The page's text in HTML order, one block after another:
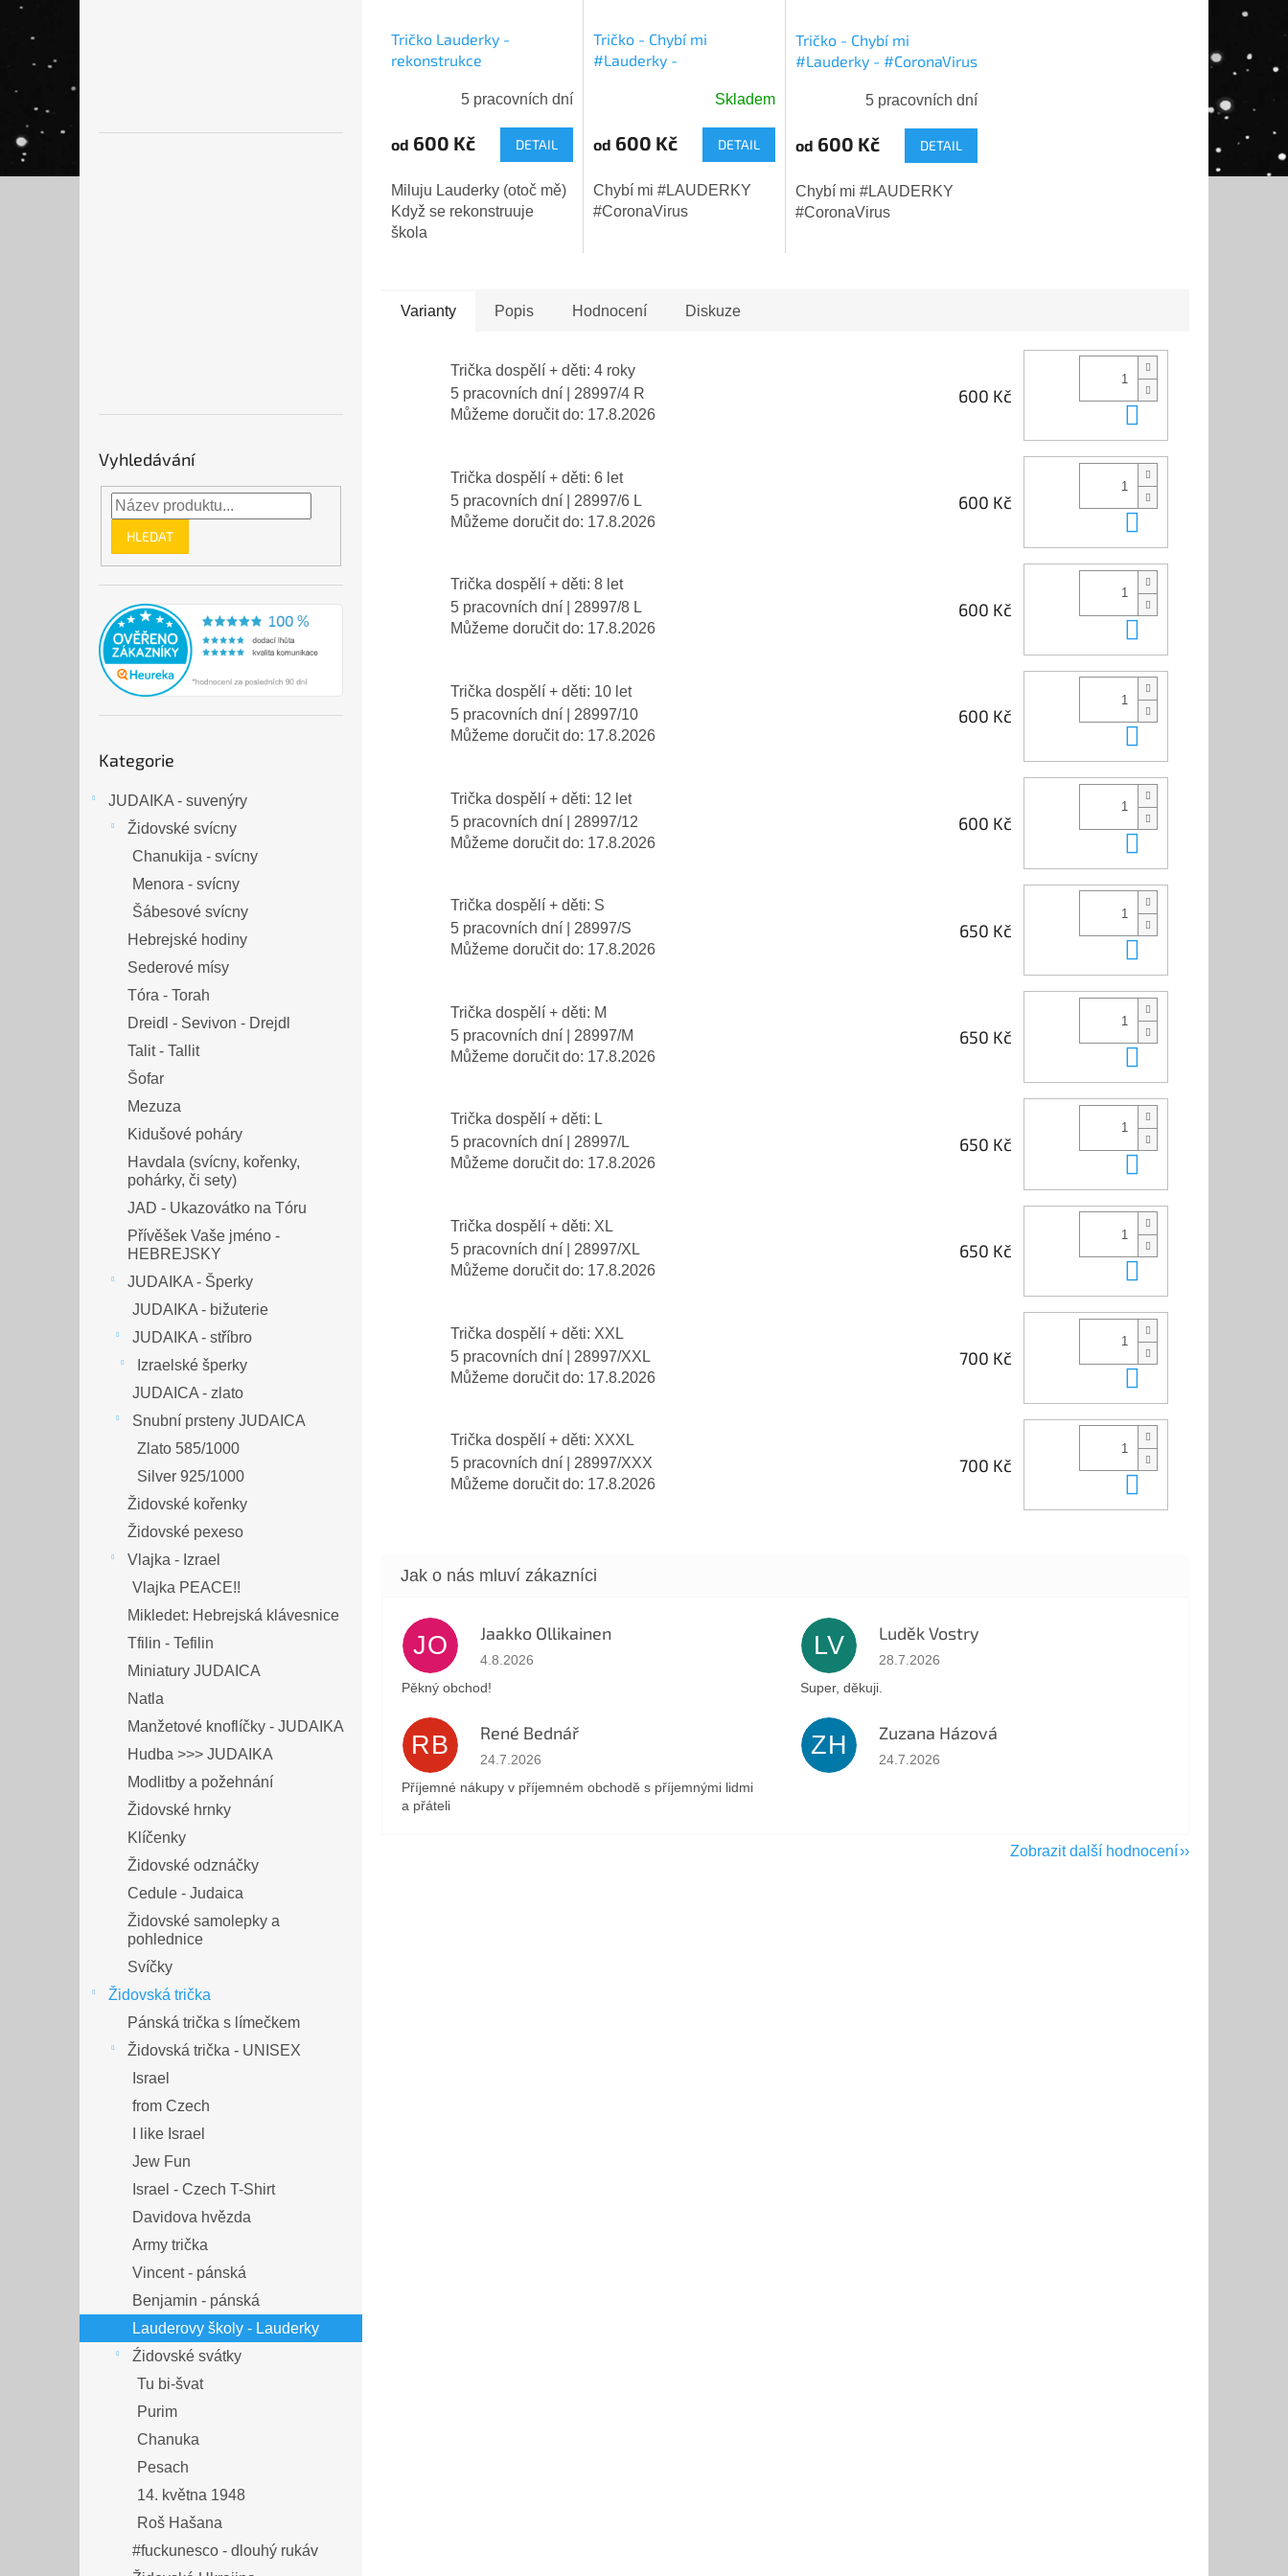
Vyhledávání
HLEDAT
kategorie
Kategorie
JUDAIKA - suvenýry
Židovské svícny
Chanukija - svícny
Menora - svícny
Šábesové svícny
Hebrejské hodiny
Sederové mísy
Tóra - Torah
Dreidl - Sevivon - Drejdl
Talit - Tallit
Šofar
Mezuza
Kidušové poháry
Havdala (svícny, kořenky,
pohárky, či sety)
JAD - Ukazovátko na Tóru
Přívěšek Vaše jméno -
HEBREJSKY
JUDAIKA - Šperky
JUDAIKA - bižuterie
JUDAIKA - stříbro
Izraelské šperky
JUDAICA - zlato
Snubní prsteny JUDAICA
Zlato 585/1000
Silver 925/1000
Židovské kořenky
Židovské pexeso
Vlajka - Izrael
Vlajka PEACE!!
Mikledet: Hebrejská klávesnice
Tfilin - Tefilin
Miniatury JUDAICA
Natla
Manžetové knoflíčky - JUDAIKA
Hudba >>> JUDAIKA
Modlitby a požehnání
Židovské hrnky
Klíčenky
Židovské odznáčky
Cedule - Judaica
Židovské samolepky a
pohlednice
Svíčky
Židovská trička
Pánská trička s límečkem
Židovská trička - UNISEX
Israel
from Czech
I like Israel
Jew Fun
Israel - Czech T-Shirt
Davidova hvězda
Army trička
Vincent - pánská
Benjamin - pánská
Lauderovy školy - Lauderky
Źidovské svátky
Tu bi-švat
Purim
Chanuka
Pesach
14. května 1948
Roš Hašana
#fuckunesco - dlouhý rukáv
Tričko Lauderky -
rekonstrukce
5 pracovních dní
od 600 Kč DETAIL
Miluju Lauderky (otoč mě)
Když se rekonstruuje
škola
Tričko - Chybí mi
#Lauderky -
Skladem
od 600 Kč DETAIL
Chybí mi #LAUDERKY
#CoronaVirus
Tričko - Chybí mi
#Lauderky - #CoronaVirus
5 pracovních dní
od 600 Kč DETAIL
Chybí mi #LAUDERKY
#CoronaVirus
Varianty Popis Hodnocení Diskuze
Trička dospělí + děti: 4 roky
5 pracovních dní
| 28997/4 R
Můžeme doručit do: 17.8.2026
600 Kč
Trička dospělí + děti: 6 let
5 pracovních dní
| 28997/6 L
Můžeme doručit do: 17.8.2026
600 Kč
Trička dospělí + děti: 8 let
5 pracovních dní
| 28997/8 L
Můžeme doručit do: 17.8.2026
600 Kč
Trička dospělí + děti: 10 let
5 pracovních dní
| 28997/10
Můžeme doručit do: 17.8.2026
600 Kč
Trička dospělí + děti: 12 let
5 pracovních dní
| 28997/12
Můžeme doručit do: 17.8.2026
600 Kč
Trička dospělí + děti: S
5 pracovních dní
| 28997/S
Můžeme doručit do: 17.8.2026
650 Kč
Trička dospělí + děti: M
5 pracovních dní
| 28997/M
Můžeme doručit do: 17.8.2026
650 Kč
Trička dospělí + děti: L
5 pracovních dní
| 28997/L
Můžeme doručit do: 17.8.2026
650 Kč
Trička dospělí + děti: XL
5 pracovních dní
| 28997/XL
Můžeme doručit do: 17.8.2026
650 Kč
Trička dospělí + děti: XXL
5 pracovních dní
| 28997/XXL
Můžeme doručit do: 17.8.2026
700 Kč
Trička dospělí + děti: XXXL
5 pracovních dní
| 28997/XXX
Můžeme doručit do: 17.8.2026
700 Kč
JO Jaakko Ollikainen
Hodnocení obchodu je 5 z 5 hvězdiček.
4.8.2026
Pěkný obchod!
LV Luděk Vostry
Hodnocení obchodu je 5 z 5 hvězdiček.
28.7.2026
Super, děkuji.
RB René Bednář
Hodnocení obchodu je 5 z 5 hvězdiček.
24.7.2026
Příjemné nákupy v příjemném obchodě s příjemnými lidmi
a přáteli
ZH Zuzana Házová
Hodnocení obchodu je 5 z 5 hvězdiček.
24.7.2026
Zobrazit další hodnocení